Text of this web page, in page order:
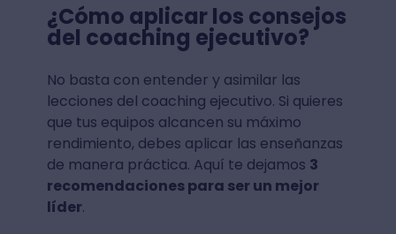
¿Cómo aplicar los consejos
del coaching ejecutivo?
No basta con entender y asimilar las
lecciones del coaching ejecutivo. Si quieres
que tus equipos alcancen su máximo
rendimiento, debes aplicar las enseñanzas
de manera práctica. Aquí te dejamos 3
recomendaciones para ser un mejor
líder.